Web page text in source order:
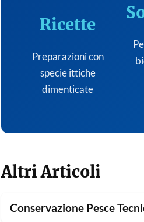
Ricette
Preparazioni con
specie ittiche
dimenticate
Altri Articoli
Conservazione Pesce